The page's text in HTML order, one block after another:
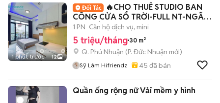
1 phút trước 12
🔥CHO THUÊ STUDIO BAN
CÔNG CỬA SỔ TRỜI-FULL NT-NGÃ
TƯ PHÚ NHUẬN-30M2
1 PN Căn hộ dịch vụ, mini
5 triệu/tháng 30 m²
Q. Phú Nhuận (P. Đức Nhuận mới)
Sỹ Lâm Hifriendz 45 đã bán
Quần ống rộng nữ Vải mềm y hình